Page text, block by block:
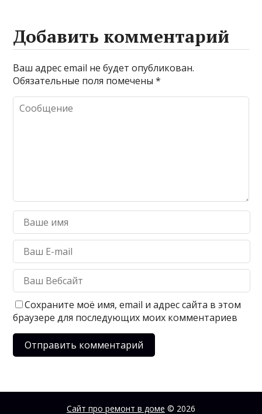
Добавить комментарий
Ваш адрес email не будет опубликован.
Обязательные поля помечены*
Сохраните моё имя, email и адрес сайта в этом
браузере для последующих моих комментариев
Сайт про ремонт в доме © 2026